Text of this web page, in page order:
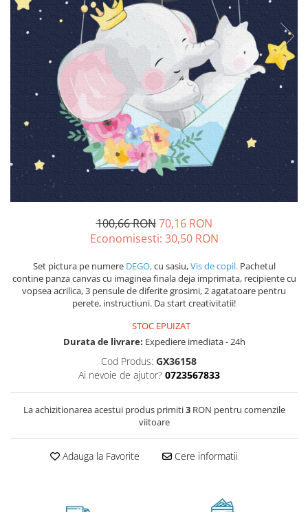
100,66 RON 70,16 RON
Economisesti: 30,50 RON
Set pictura pe numere DEGO,cu sasiu,Vis de copil.Pachetul
contine panza canvas cu imaginea finala deja imprimata, recipiente cu
vopsea acrilica, 3 pensule de diferite grosimi, 2 agatatoare pentru
perete, instructiuni. Da start creativitatii!
STOC EPUIZAT
Durata de livrare: Expediere imediata - 24h
Cod Produs: GX36158
Ai nevoie de ajutor? 0723567833
La achizitionarea acestui produs primiti3RON pentru comenzile
viitoare
Adauga la Favorite Cere informatii